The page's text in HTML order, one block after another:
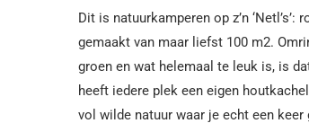
Dit is natuurkamperen op z’n
gemaakt van maar liefst 100 m2.
groen en wat helemaal te leuk is, is
heeft iedere plek een eigen
vol wilde natuur waar je echt een